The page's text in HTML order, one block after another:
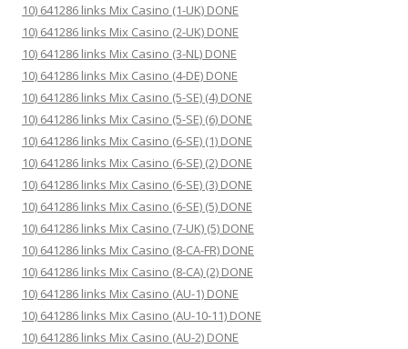
10) 641286 links Mix Casino (1-UK) DONE
10) 641286 links Mix Casino (2-UK) DONE
10) 641286 links Mix Casino (3-NL) DONE
10) 641286 links Mix Casino (4-DE) DONE
10) 641286 links Mix Casino (5-SE) (4) DONE
10) 641286 links Mix Casino (5-SE) (6) DONE
10) 641286 links Mix Casino (6-SE) (1) DONE
10) 641286 links Mix Casino (6-SE) (2) DONE
10) 641286 links Mix Casino (6-SE) (3) DONE
10) 641286 links Mix Casino (6-SE) (5) DONE
10) 641286 links Mix Casino (7-UK) (5) DONE
10) 641286 links Mix Casino (8-CA-FR) DONE
10) 641286 links Mix Casino (8-CA) (2) DONE
10) 641286 links Mix Casino (AU-1) DONE
10) 641286 links Mix Casino (AU-10-11) DONE
10) 641286 links Mix Casino (AU-2) DONE